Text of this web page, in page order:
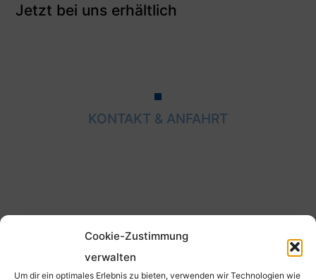
Cookie-Zustimmung
verwalten
Um dir ein optimales Erlebnis zu bieten, verwenden wir Technologien wie
Jetzt bei uns erhältlich
KONTAKT & ANFAHRT
Im Löhken 2, 58099 Hagen